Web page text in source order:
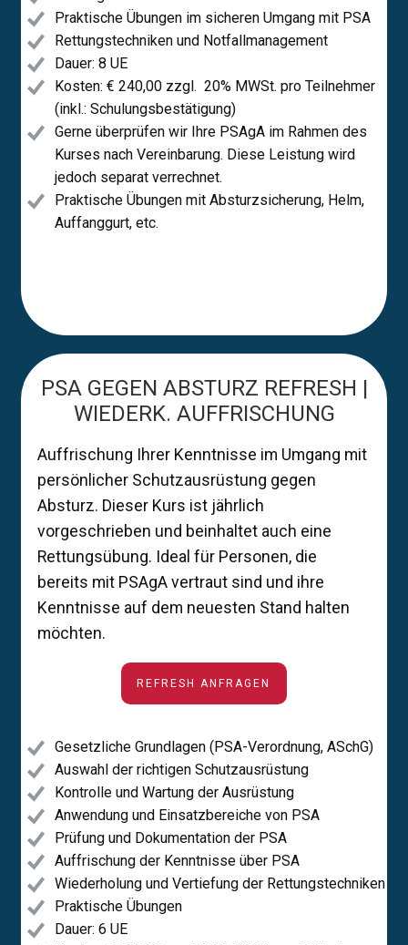
Praktische Übungen im sicheren Umgang mit PSA
Rettungstechniken und Notfallmanagement
Dauer: 8 UE
Kosten: € 240,00 zzgl. ​ 20% MWSt. pro Teilnehmer
(inkl.: Schulungsbestätigung)
Gerne überprüfen wir Ihre PSAgA im Rahmen des
Kurses nach Vereinbarung. Diese Leistung wird
jedoch separat verrechnet.
Praktische Übungen mit Absturzsicherung, Helm,
Auffanggurt, etc.
PSA GEGEN ABSTURZ REFRESH |
WIEDERK. AUFFRISCHUNG
Auffrischung Ihrer Kenntnisse im Umgang mit
persönlicher Schutzausrüstung gegen
Absturz. Dieser Kurs ist jährlich
vorgeschrieben und beinhaltet auch eine
Rettungsübung. Ideal für Personen, die
bereits mit PSAgA vertraut sind und ihre
Kenntnisse auf dem neuesten Stand halten
möchten.
REFRESH ANFRAGEN
Gesetzliche Grundlagen (PSA-Verordnung, ASchG)
Auswahl der richtigen Schutzausrüstung
Kontrolle und Wartung der Ausrüstung
Anwendung und Einsatzbereiche von PSA
Prüfung und Dokumentation der PSA
Auffrischung der Kenntnisse über PSA
Wiederholung und Vertiefung der Rettungstechniken
Praktische Übungen
Dauer: 6 UE